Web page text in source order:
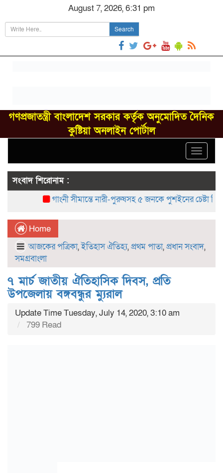
August 7, 2026, 6:31 pm
Search
গণপ্রজাতন্ত্রী বাংলাদেশ সরকার কর্তৃক অনুমোদিত দৈনিক
কুষ্টিয়া অনলাইন পোর্টাল
Toggle
সংবাদ শিরোনাম :
গাংনী সীমান্তে নারী-পুরুষসহ ৫ জনকে পুশইনের চেষ্টা
Home
আজকের পত্রিকা,ইতিহাস ঐতিহ্য,প্রথম পাতা,প্রধান সংবাদ,
সমগ্রবাংলা
৭ মার্চ জাতীয় ঐতিহাসিক দিবস, প্রতি
উপজেলায় বঙ্গবন্ধুর ম্যুরাল
Update Time Tuesday, July 14, 2020, 3:10 am
799 Read